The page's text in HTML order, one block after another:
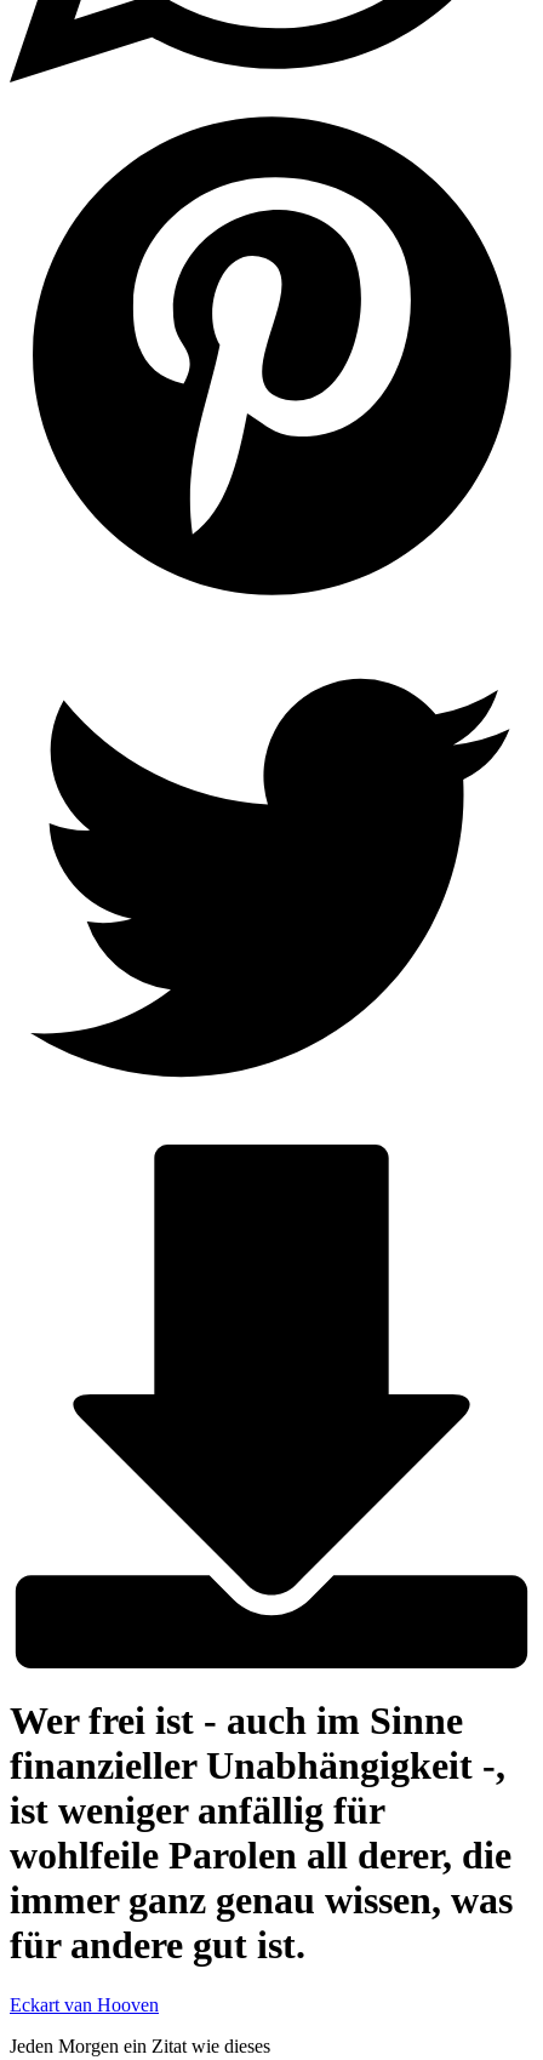
Wer frei ist - auch im Sinne
finanzieller Unabhängigkeit -,
ist weniger anfällig für
wohlfeile Parolen all derer, die
immer ganz genau wissen, was
für andere gut ist.
Eckart van Hooven
Jeden Morgen ein Zitat wie dieses